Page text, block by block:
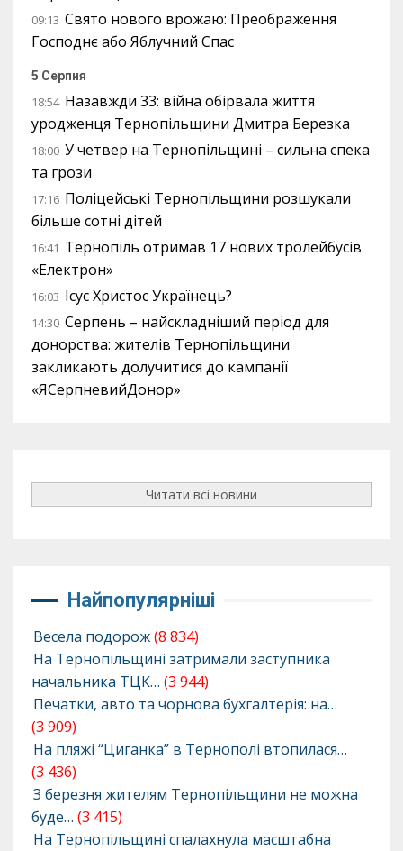
09:13 Свято нового врожаю: Преображення
Господнє або Яблучний Спас
5 Серпня
18:54 Назавжди 33: війна обірвала життя
уродженця Тернопільщини Дмитра Березка
18:00 У четвер на Тернопільщині – сильна спека
та грози
17:16 Поліцейські Тернопільщини розшукали
більше сотні дітей
16:41 Тернопіль отримав 17 нових тролейбусів
«Електрон»
16:03 Ісус Христос Українець?
14:30 Серпень – найскладніший період для
донорства: жителів Тернопільщини
закликають долучитися до кампанії
«ЯСерпневийДонор»
Читати всі новини
Найпопулярніші
Весела подорож(8 834)
На Тернопільщині затримали заступника
начальника ТЦК… (3 944)
Печатки, авто та чорнова бухгалтерія: на…
(3 909)
На пляжі “Циганка” в Тернополі втопилася…
(3 436)
З березня жителям Тернопільщини не можна
буде… (3 415)
На Тернопільщині спалахнула масштабна